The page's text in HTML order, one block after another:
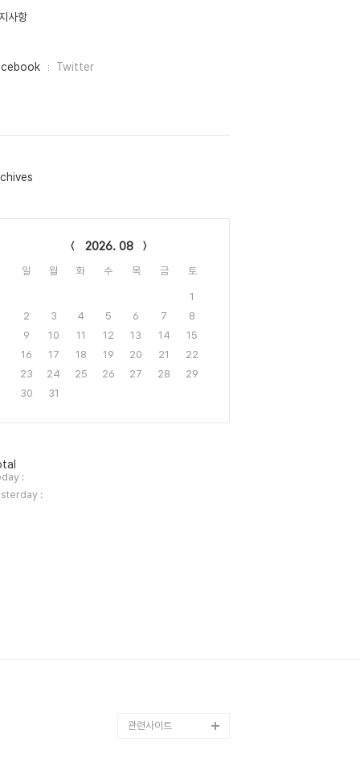
사항
Twitter
2026. 08
일 월 화 수 목 금 토
1
2
3 4 5 6 7
8
9
10 11 12 13 14
15
16
17 18 19 20 21
22
23
24 25 26 27 28
29
30
31
:
:
관련사이트